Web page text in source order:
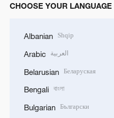
CHOOSE YOUR LANGUAGE
Albanian Shqip
Arabic العربية
Belarusian Беларуская
Bengali বাংলা
Bulgarian Български